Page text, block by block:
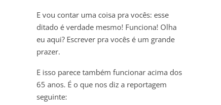
E vou contar uma coisa pra vocês: esse
ditado é verdade mesmo! Funciona! Olha
eu aqui? Escrever pra vocês é um grande
prazer.
E isso parece também funcionar acima dos
65 anos. É o que nos diz a reportagem
seguinte: